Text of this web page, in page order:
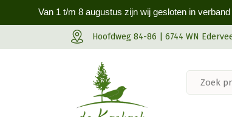
Van 1 t/m 8 augustus zijn wij gesloten in
Hoofdweg 84-86 | 6744 WN